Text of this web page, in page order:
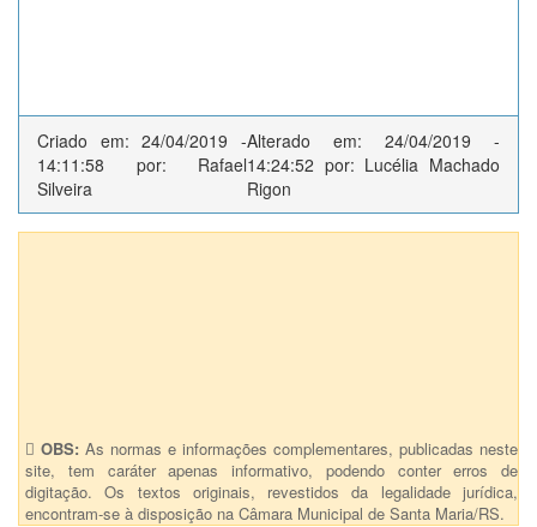
Criado em: 24/04/2019 -
14:11:58 por: Rafael
Silveira
Alterado em: 24/04/2019 -
14:24:52 por: Lucélia Machado
Rigon
OBS: As normas e informações complementares, publicadas neste
site, tem caráter apenas informativo, podendo conter erros de
digitação. Os textos originais, revestidos da legalidade jurídica,
encontram-se à disposição na Câmara Municipal de Santa Maria/RS.